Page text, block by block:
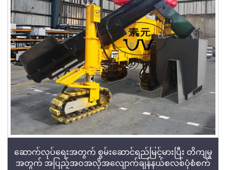
ဆောက်လုပ်ရေးအတွက် စွမ်းဆောင်ရည်မြင့်မားပြီး တိကျမှု
အတွက် အပြည့်အဝအလိုအလျောက်ချန်နယ်စလစ်ပုံစံစက်